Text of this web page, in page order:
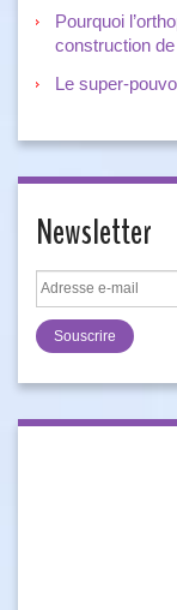
Pourquoi
construction
Le super-
Newsletter
Adresse
e-
mail